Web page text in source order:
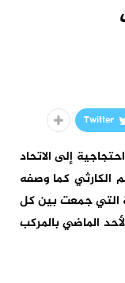
Twitter
إلى الاتحاد
الكارثي كما وصفه
التي جمعت بين كل
الماضي بالمركب